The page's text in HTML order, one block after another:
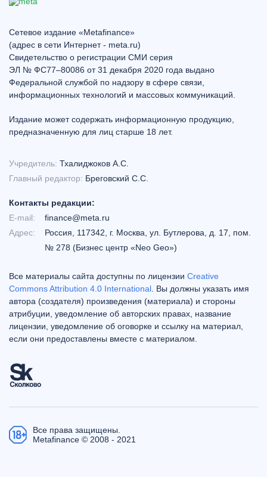
Сетевое издание «Metafinance»
(адрес в сети Интернет - meta.ru)
Свидетельство о регистрации СМИ серия
ЭЛ № ФС77–80086 от 31 декабря 2020 года выдано
Федеральной службой по надзору в сфере связи,
информационных технологий и массовых коммуникаций.
Издание может содержать информационную продукцию,
предназначенную для лиц старше 18 лет.
Учредитель: Тхалиджоков А.С.
Главный редактор: Бреговский С.С.
Контакты редакции:
E-mail:
finance@meta.ru
Адрес:
Россия, 117342, г. Москва, ул. Бутлерова, д. 17, пом.
№ 278 (Бизнес центр «Neo Geo»)
Все материалы сайта доступны по лицензии Creative
Commons Attribution 4.0 International . Вы должны указать имя
автора (создателя) произведения (материала) и стороны
атрибуции, уведомление об авторских правах, название
лицензии, уведомление об оговорке и ссылку на материал,
если они предоставлены вместе с материалом.
Все права защищены.
Metafinance © 2008 - 2021